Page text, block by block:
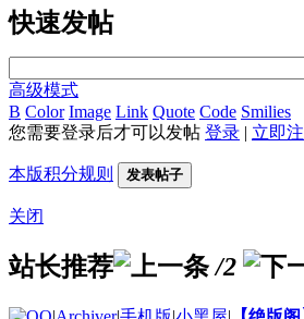
快速发帖
高级模式
B Color Image Link Quote Code Smilies
您需要登录后才可以发帖 登录 | 立即
本版积分规则 发表帖子
关闭
站长推荐 /2